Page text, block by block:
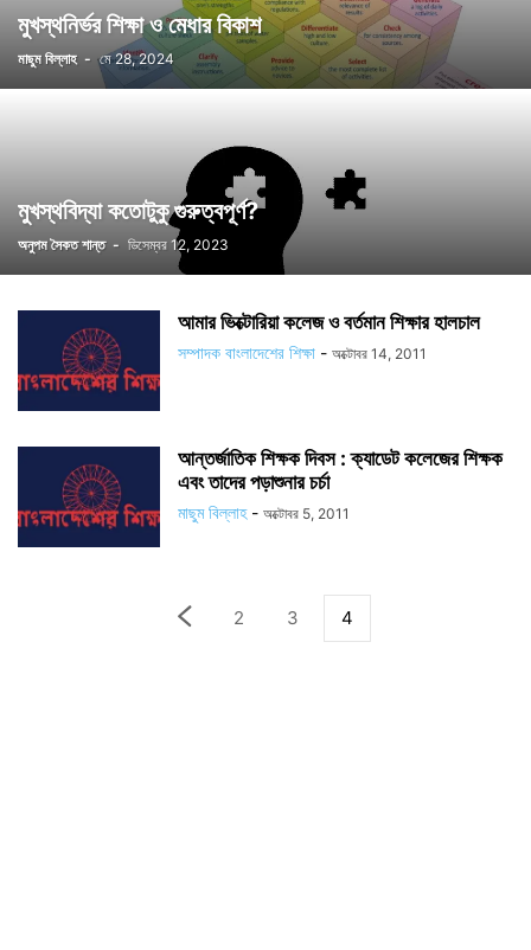
মুখস্থনির্ভর শিক্ষা ও মেধার বিকাশ
মাছুম বিল্লাহ - মে 28, 2024
মুখস্থবিদ্যা কতোটুকু গুরুত্বপূর্ণ?
অনুপম সৈকত শান্ত - ডিসেম্বর 12, 2023
আমার ভিক্টোরিয়া কলেজ ও বর্তমান শিক্ষার হালচাল
সম্পাদক বাংলাদেশের শিক্ষা - অক্টোবর 14, 2011
আন্তর্জাতিক শিক্ষক দিবস : ক্যাডেট কলেজের শিক্ষক
এবং তাদের পড়াশুনার চর্চা
মাছুম বিল্লাহ - অক্টোবর 5, 2011
2 3 4